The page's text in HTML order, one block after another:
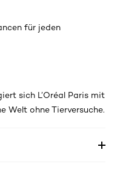
für jeden
sich L’Oréal Paris mit
Welt ohne Tierversuche.